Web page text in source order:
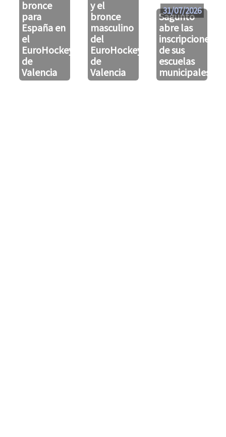
bronce
para
España en
el
EuroHockeyU21
de
Valencia
y el
bronce
masculino
del
EuroHockeyU21
de
Valencia
Sagunto
abre las
inscripciones
de sus
escuelas
municipales
31/07/2026